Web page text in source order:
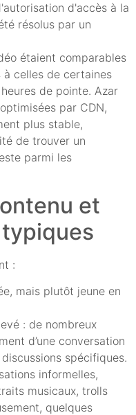
d'accès à la
résolus par un
étaient comparables
à celles de certaines
de pointe. Azar
par CDN,
plus stable,
de trouver un
parmi les
et
:
mais plutôt jeune en
: de nombreux
d’une conversation
spécifiques.
informelles,
musicaux, trolls
quelques